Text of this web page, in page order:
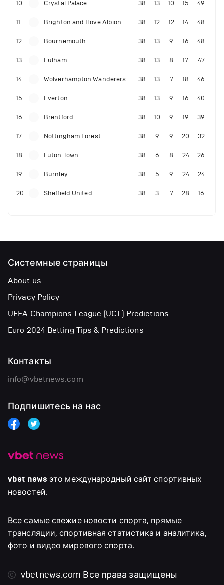
10 Crystal Palace 38 13 10 15 49
11 Brighton and Hove Albion 38 12 12 14 48
12 Bournemouth 38 13 9 16 48
13 Fulham 38 13 8 17 47
14 Wolverhampton Wanderers 38 13 7 18 46
15 Everton 38 13 9 16 40
16 Brentford 38 10 9 19 39
17 Nottingham Forest 38 9 9 20 32
18 Luton Town 38 6 8 24 26
19 Burnley 38 5 9 24 24
20 Sheffield United 38 3 7 28 16
vbet news это международный сайт спортивных
новостей.
Все самые свежие новости спорта, прямые
трансляции, спортивная статистика и аналитика,
фото и видео мирового спорта.
vbetnews.com Все права защищены
Системные страницы
About us
Privacy Policy
UEFA Champions League (UCL) Predictions
Euro 2024 Betting Tips & Predictions
Контакты
info@vbetnews.com
Подпишитесь на нас